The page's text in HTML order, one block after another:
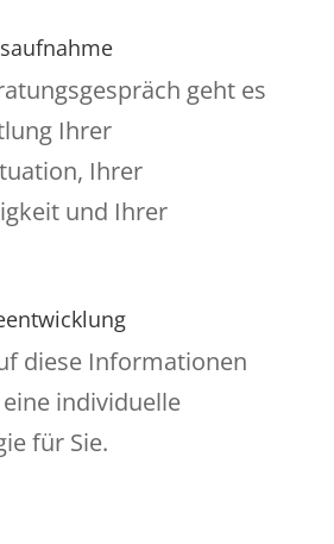
geht es
Ihrer
Ihrer
und Ihrer
diese Informationen
individuelle
für Sie.